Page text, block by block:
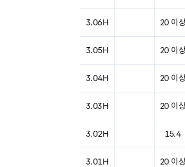
3.06H 20 이상
3.05H 20 이상
3.04H 20 이상
3.03H 20 이상
3.02H 15.4
3.01H 20 이상